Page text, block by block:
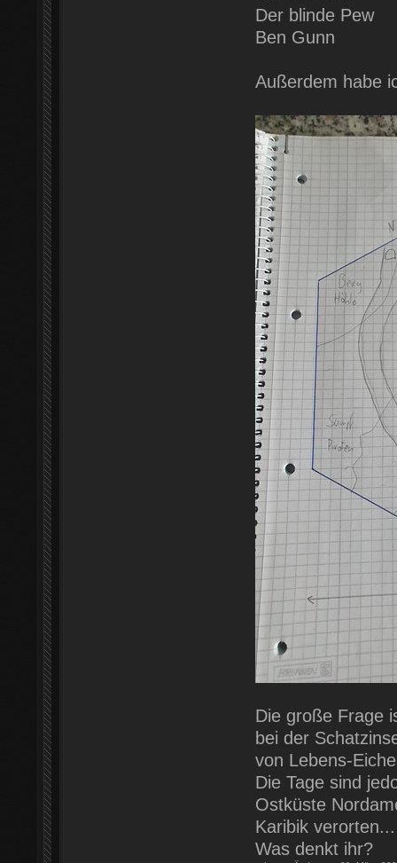
Der blinde Pew
Ben Gunn
Außerdem habe
Die große Frage
bei der
von Lebens-
Die Tage sind
Ostküste
Karibik verorten...
Was denkt ihr?